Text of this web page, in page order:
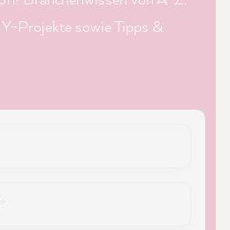
Projekte sowie Tipps &